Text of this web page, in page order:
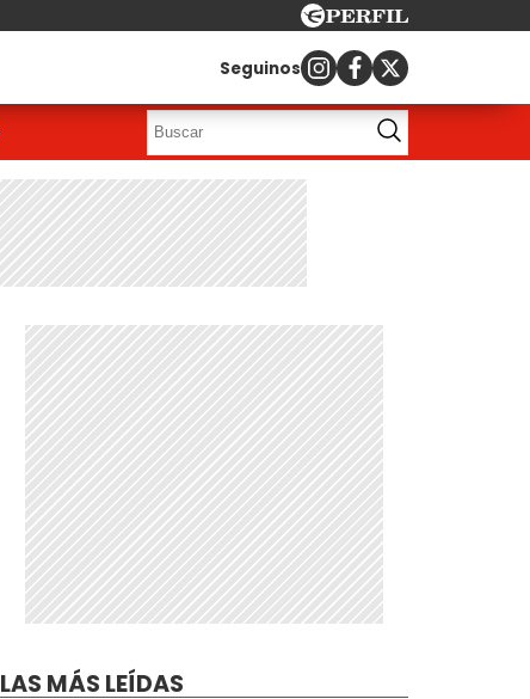
Seguinos
LAS MÁS LEÍDAS